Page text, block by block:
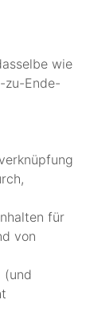
wie
zu-Ende-
für
von
(und